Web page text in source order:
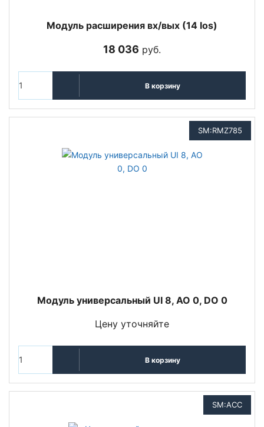
Модуль расширения вх/вых (14 los)
18 036 руб.
В корзину
SM:RMZ785
Модуль универсальный UI 8, AO 0, DO 0
Цену уточняйте
В корзину
SM:ACC